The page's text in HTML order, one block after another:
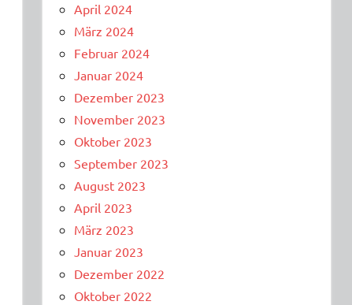
April 2024
März 2024
Februar 2024
Januar 2024
Dezember 2023
November 2023
Oktober 2023
September 2023
August 2023
April 2023
März 2023
Januar 2023
Dezember 2022
Oktober 2022